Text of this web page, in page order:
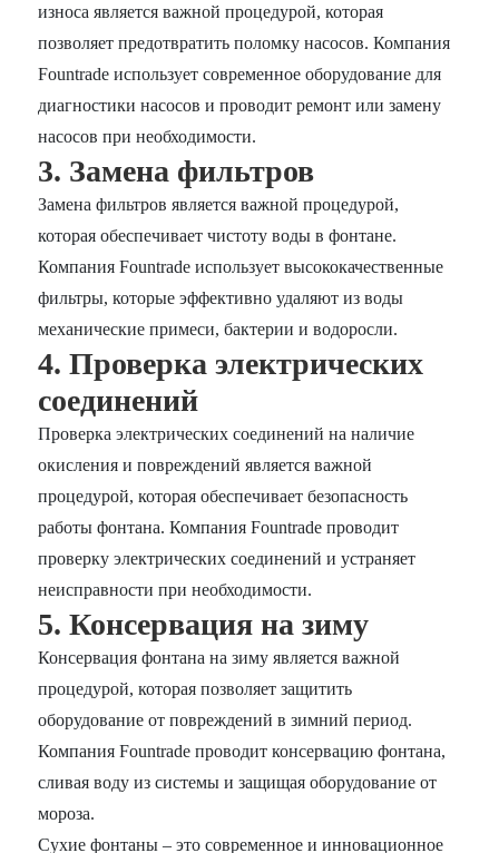
износа является важной процедурой, которая
позволяет предотвратить поломку насосов. Компания
Fountrade использует современное оборудование для
диагностики насосов и проводит ремонт или замену
насосов при необходимости.
3. Замена фильтров
Замена фильтров является важной процедурой,
которая обеспечивает чистоту воды в фонтане.
Компания Fountrade использует высококачественные
фильтры, которые эффективно удаляют из воды
механические примеси, бактерии и водоросли.
4. Проверка электрических
соединений
Проверка электрических соединений на наличие
окисления и повреждений является важной
процедурой, которая обеспечивает безопасность
работы фонтана. Компания Fountrade проводит
проверку электрических соединений и устраняет
неисправности при необходимости.
5. Консервация на зиму
Консервация фонтана на зиму является важной
процедурой, которая позволяет защитить
оборудование от повреждений в зимний период.
Компания Fountrade проводит консервацию фонтана,
сливая воду из системы и защищая оборудование от
мороза.
Сухие фонтаны – это современное и инновационное